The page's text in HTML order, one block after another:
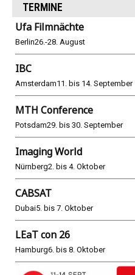
TERMINE
Ufa Filmnächte
Berlin26.-28. August
IBC
Amsterdam11. bis 14. September
MTH Conference
Potsdam29. bis 30. September
Imaging World
Nürnberg2. bis 4. Oktober
CABSAT
Dubai5. bis 7. Oktober
LEaT con 26
Hamburg6. bis 8. Oktober